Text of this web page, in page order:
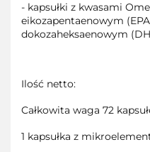
- kapsułki z kwasami
eikozapentaenowym
dokozaheksaenowym
Ilość netto:
Całkowita waga 72
1 kapsułka z